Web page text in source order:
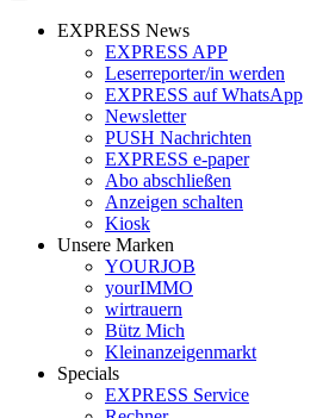
EXPRESS News
EXPRESS APP
Leserreporter/in werden
EXPRESS auf WhatsApp
Newsletter
PUSH Nachrichten
EXPRESS e-paper
Abo abschließen
Anzeigen schalten
Kiosk
Unsere Marken
YOURJOB
yourIMMO
wirtrauern
Bütz Mich
Kleinanzeigenmarkt
Specials
EXPRESS Service